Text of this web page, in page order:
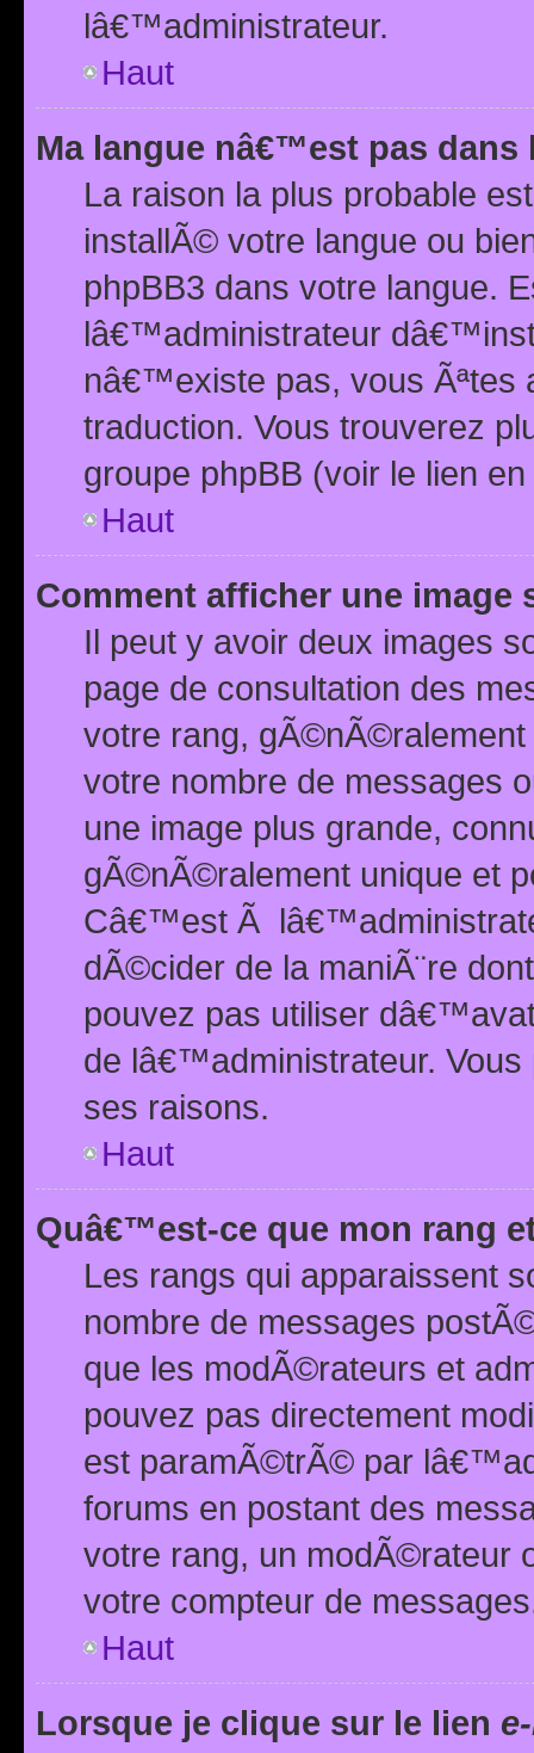
lâ€™administrateur.
Haut
Ma langue nâ€™est pas dans
La raison la plus probable
installÃ© votre langue ou
phpBB3 dans votre langue.
lâ€™administrateur
nâ€™existe pas, vous Ãªtes
traduction. Vous trouverez
groupe phpBB (voir le lien
Haut
Comment afficher une image
Il peut y avoir deux images
page de consultation des
votre rang,
votre nombre de messages
une image plus grande,
gÃ©nÃ©ralement unique et
Câ€™est Ã
dÃ©cider de la maniÃ¨re
pouvez pas utiliser
de lâ€™administrateur.
ses raisons.
Haut
Quâ€™est-ce que mon rang
Les rangs qui apparaissent
nombre de messages
que les modÃ©rateurs et
pouvez pas directement
est paramÃ©trÃ© par
forums en postant des
votre rang, un modÃ©rateur
votre compteur de
Haut
Lorsque je clique sur le lien